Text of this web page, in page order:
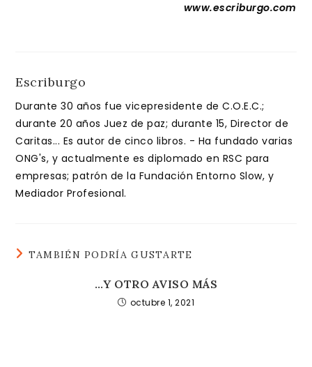
www.escriburgo.com
Escriburgo
Durante 30 años fue vicepresidente de C.O.E.C.;
durante 20 años Juez de paz; durante 15, Director de
Caritas... Es autor de cinco libros. - Ha fundado varias
ONG's, y actualmente es diplomado en RSC para
empresas; patrón de la Fundación Entorno Slow, y
Mediador Profesional.
TAMBIÉN PODRÍA GUSTARTE
…Y OTRO AVISO MÁS
octubre 1, 2021